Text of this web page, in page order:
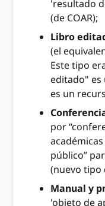
'resultado
(de COAR);
Libro
(el
Este tipo
editado"
es un
por
académicas
público”
(nuevo tipo
Manual y
'objeto de